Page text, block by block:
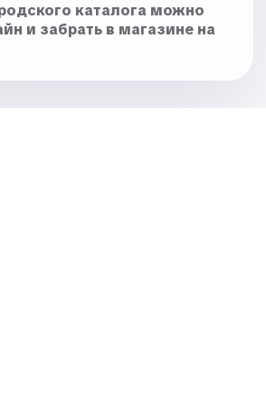
каталога можно
и забрать в магазине на